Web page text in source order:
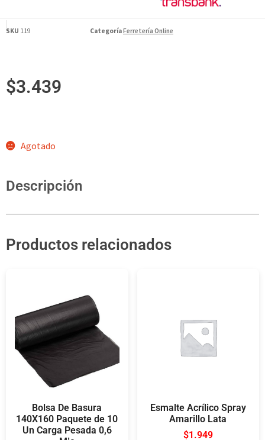
SKU 119 CategoríaFerretería Online
$3.439
Agotado
Descripción
Productos relacionados
Bolsa De Basura
140X160 Paquete de 10
Un Carga Pesada 0,6
Esmalte Acrílico Spray
Amarillo Lata
$1.949